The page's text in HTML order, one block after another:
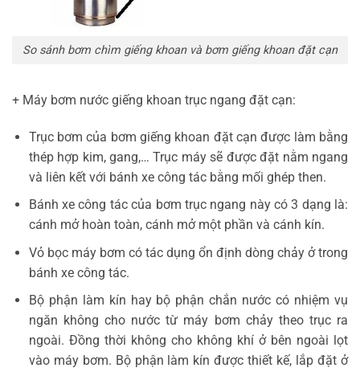
So sánh bơm chìm giếng khoan và bơm giếng khoan đặt cạn
+ Máy bơm nước giếng khoan trục ngang đặt cạn:
Trục bơm của bơm giếng khoan đặt cạn được làm bằng
thép hợp kim, gang,… Trục máy sẽ được đặt nằm ngang
và liên kết với bánh xe công tác bằng mối ghép then.
Bánh xe công tác của bơm trục ngang này có 3 dạng là:
cánh mở hoàn toàn, cánh mở một phần và cánh kín.
Vỏ bọc máy bơm có tác dụng ổn định dòng chảy ở trong
bánh xe công tác.
Bộ phận làm kín hay bộ phận chắn nước có nhiệm vụ
ngăn không cho nước từ máy bơm chảy theo trục ra
ngoài. Đồng thời không cho không khí ở bên ngoài lọt
vào máy bơm. Bộ phận làm kín được thiết kế, lắp đặt ở